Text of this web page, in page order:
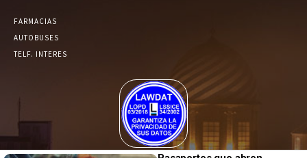
FARMACIAS
AUTOBUSES
TELF. INTERES